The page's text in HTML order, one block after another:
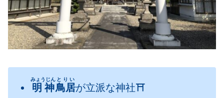
明神
みょうじん
鳥居
とりい
が立派な神社⛩